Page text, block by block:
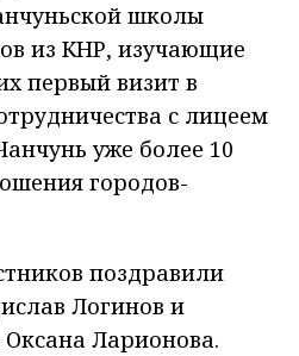
школы
из КНР, изучающие
первый визит в
с лицеем
уже более 10
городов-
поздравили
Логинов и
Оксана Ларионова.